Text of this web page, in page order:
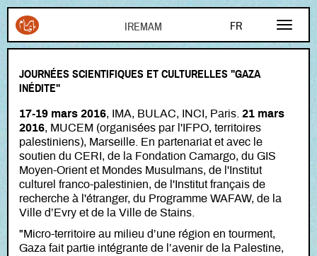
FR
EN
AR
Aller au contenu principal
JOURNÉES SCIENTIFIQUES ET CULTURELLES "GAZA
INÉDITE"
17-19 mars 2016, IMA, BULAC, INCI, Paris. 21 mars
2016, MUCEM (organisées par l'IFPO, territoires
palestiniens), Marseille. En partenariat et avec le
soutien du CERI, de la Fondation Camargo, du GIS
Moyen-Orient et Mondes Musulmans, de l'Institut
culturel franco-palestinien, de l'Institut français de
recherche à l'étranger, du Programme WAFAW, de la
Ville d’Evry et de la Ville de Stains.
"Micro-territoire au milieu d’une région en tourment,
Gaza fait partie intégrante de l’avenir de la Palestine,